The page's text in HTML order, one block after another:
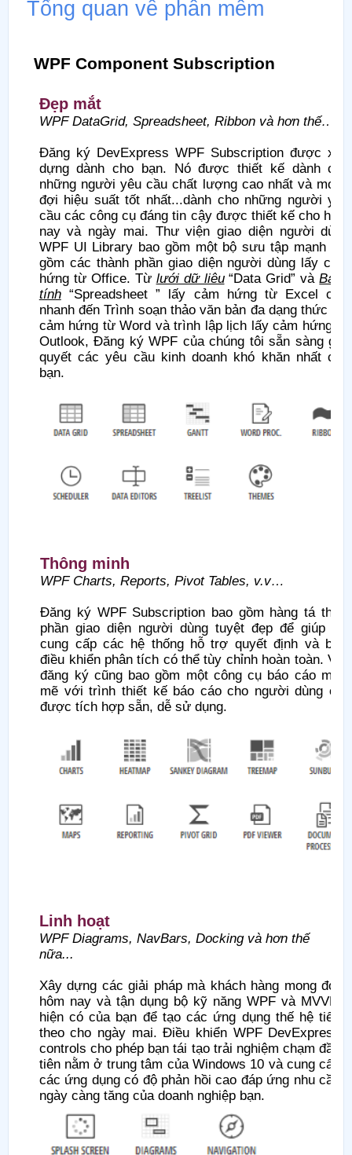
Tổng quan về phần mềm
WPF Component Subscription
Đẹp mắt
WPF DataGrid, Spreadsheet, Ribbon và hơn thế…
Đăng ký DevExpress WPF Subscription được xây
dựng dành cho bạn. Nó được thiết kế dành cho
những người yêu cầu chất lượng cao nhất và mong
đợi hiệu suất tốt nhất...dành cho những người yêu
cầu các công cụ đáng tin cậy được thiết kế cho hôm
nay và ngày mai. Thư viện giao diện người dùng
WPF UI Library bao gồm một bộ sưu tập mạnh mẽ
gồm các thành phần giao diện người dùng lấy cảm
hứng từ Office. Từ lưới dữ liệu“Data Grid” vàBảng
tính“Spreadsheet ” lấy cảm hứng từ Excel cực
nhanh đến Trình soạn thảo văn bản đa dạng thức lấy
cảm hứng từ Word và trình lập lịch lấy cảm hứng từ
Outlook, Đăng ký WPF của chúng tôi sẵn sàng giải
quyết các yêu cầu kinh doanh khó khăn nhất của
bạn.
Thông minh
WPF Charts, Reports, Pivot Tables, v.v…
Đăng ký WPF Subscription bao gồm hàng tá
phần giao diện người dùng tuyệt đẹp để giúp
cung cấp các hệ thống hỗ trợ quyết định và
điều khiển phân tích có thể tùy chỉnh hoàn toàn.
đăng ký cũng bao gồm một công cụ báo cáo
mẽ với trình thiết kế báo cáo cho người dùng
được tích hợp sẵn, dễ sử dụng.
Linh hoạt
WPF Diagrams, NavBars, Docking và hơn thế
nữa...
Xây dựng các giải pháp mà khách hàng mong đợi
hôm nay và tận dụng bộ kỹ năng WPF và MVVM
hiện có của bạn để tạo các ứng dụng thế hệ tiếp
theo cho ngày mai. Điều khiển WPF DevExpress
controls cho phép bạn tái tạo trải nghiệm chạm đầu
tiên nằm ở trung tâm của Windows 10 và cung cấp
các ứng dụng có độ phản hồi cao đáp ứng nhu cầu
ngày càng tăng của doanh nghiệp bạn.